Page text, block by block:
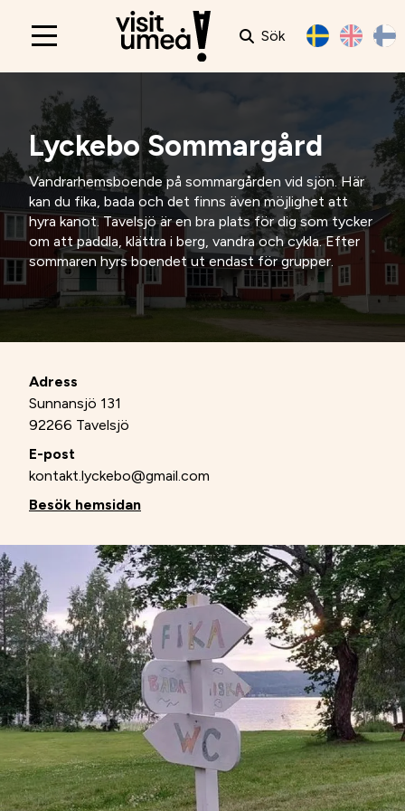
Main
Sök
Lyckebo Sommargård
Vandrarhemsboende på sommargården vid sjön. Här
kan du fika, bada och det finns även möjlighet att
hyra kanot. Tavelsjö är en bra plats för dig som tycker
om att paddla, klättra i berg, vandra och cykla. Efter
sommaren hyrs boendet ut endast för grupper.
Adress
Sunnansjö 131
92266 Tavelsjö
E-post
kontakt.lyckebo@gmail.com
Besök hemsidan